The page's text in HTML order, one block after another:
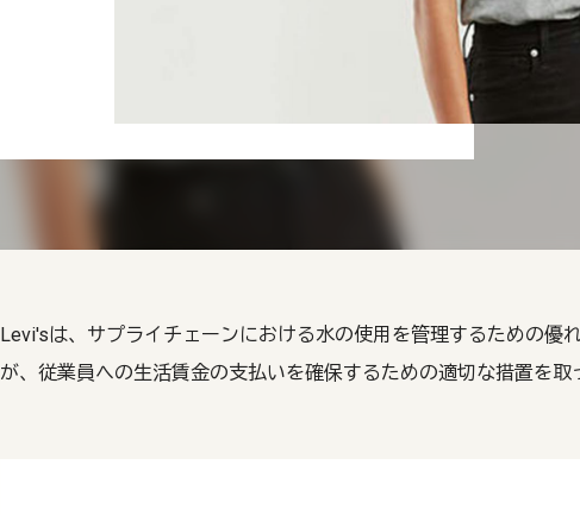
Levi'sは、サプライチェーンにおける水の使用を管理するための優
が、従業員への生活賃金の支払いを確保するための適切な措置を取